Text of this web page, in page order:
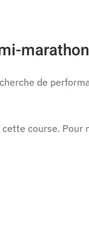
de
cette course.